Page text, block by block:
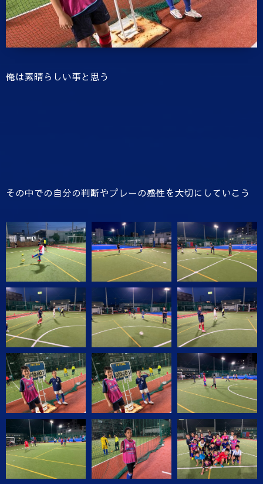
俺は素晴らしい事と思う
その中での自分の判断やプレーの感性を大切にしていこう